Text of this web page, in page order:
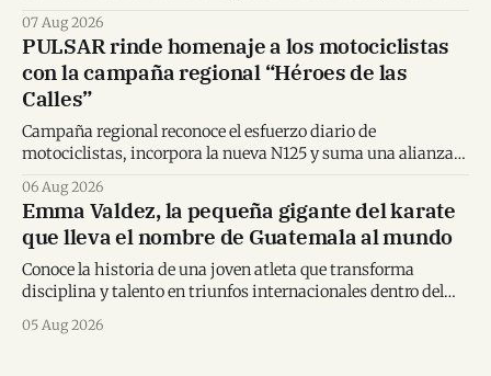
07 Aug 2026
PULSAR rinde homenaje a los motociclistas
con la campaña regional “Héroes de las
Calles”
Campaña regional reconoce el esfuerzo diario de
motociclistas, incorpora la nueva N125 y suma una alianza
06 Aug 2026
Emma Valdez, la pequeña gigante del karate
que lleva el nombre de Guatemala al mundo
Conoce la historia de una joven atleta que transforma
disciplina y talento en triunfos internacionales dentro del
05 Aug 2026